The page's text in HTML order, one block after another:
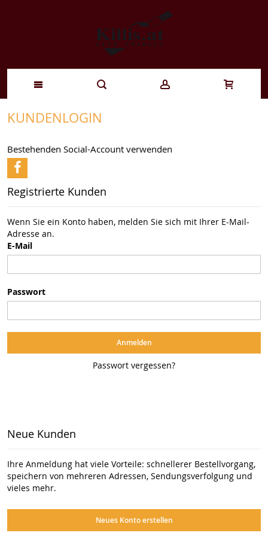
Zum
springen
KUNDENLOGIN
Bestehenden Social-Account verwenden
Registrierte Kunden
Wenn Sie ein Konto haben, melden Sie sich mit Ihrer E-Mail-
Adresse an.
E-Mail
Passwort
Anmelden
Passwort vergessen?
Neue Kunden
Ihre Anmeldung hat viele Vorteile: schnellerer Bestellvorgang,
speichern von mehreren Adressen, Sendungsverfolgung und
vieles mehr.
Neues Konto erstellen